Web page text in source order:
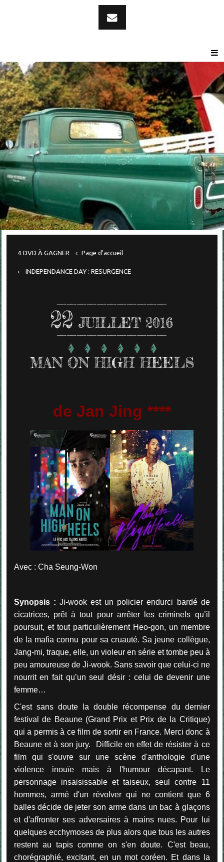
4 DVD À GAGNER Page d'accueil
INDEPENDANCE DAY : RESURGENCE
22 JUILLET 2016
MAN ON HIGH HEELS
de Jan Jing ****
Avec: Cha Seung-Won
Synopsis : Ji-wook est un policier endurci bardé de
cicatrices, prêt à tout pour arrêter les criminels qu’il
poursuit, et tout particulièrement Heo-gon, un membre
de la mafia connu pour sa cruauté. Sa jeune collègue,
Jang-mi, traque, elle, un violeur en série et tombe peu à
peu amoureuse de Ji-wook. Sans savoir que celui-ci ne
nourrit en fait qu’un seul désir : celui de devenir une
femme…
C'est sans doute la double récompense du dernier
festival de Beaune (Grand Prix et Prix de la Critique)
qui a permis à ce film de sortir en France. Merci donc à
Beaune et à son jury. Difficile en effet de résister à ce
film qui s'ouvre sur une scène d'anthologie d'une
violence inouïe mais à l'humour décapant. Le
personnage insaisissable et taiseux, seul contre 11
hommes, armé d'un révolver qui ne contient que 6
balles décide de jeter son arme dans un bac à glaçons
et d'affronter ses adversaires à mains nues. Pour lui
quelques ecchymoses de plus alors que tous les autres
restent au tapis comme on s'en doute. C'est beau,
chorégraphié, excitant, en un mot coréen. Et dans la